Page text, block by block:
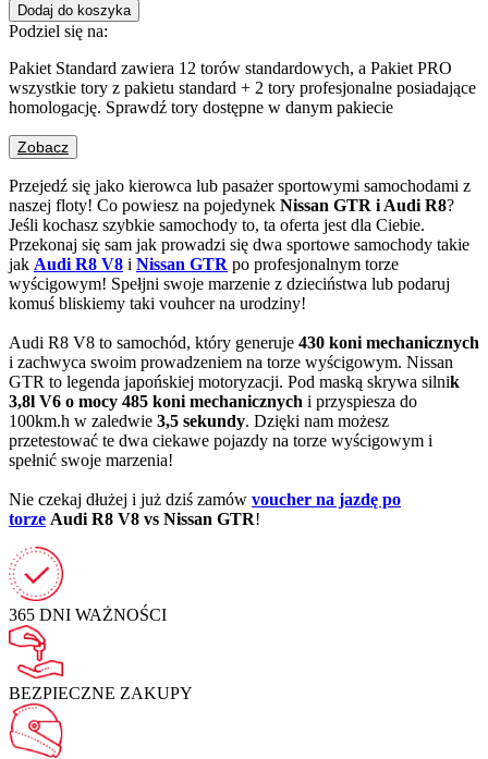
Dodaj do koszyka
Podziel się na:
Pakiet Standard zawiera 12 torów standardowych, a Pakiet PRO
wszystkie tory z pakietu standard + 2 tory profesjonalne posiadające
homologację. Sprawdź tory dostępne w danym pakiecie
Zobacz
Przejedź się jako kierowca lub pasażer sportowymi samochodami z
naszej floty! Co powiesz na pojedynek Nissan GTR i Audi R8?
Jeśli kochasz szybkie samochody to, ta oferta jest dla Ciebie.
Przekonaj się sam jak prowadzi się dwa sportowe samochody takie
jak Audi R8 V8 i Nissan GTR po profesjonalnym torze
wyścigowym! Spełjni swoje marzenie z dzieciństwa lub podaruj
komuś bliskiemy taki vouhcer na urodziny!
Audi R8 V8 to samochód, który generuje 430 koni mechanicznych
i zachwyca swoim prowadzeniem na torze wyścigowym. Nissan
GTR to legenda japońskiej motoryzacji. Pod maską skrywa silnik
3,8l V6 o mocy 485 koni mechanicznych i przyspiesza do
100km.h w zaledwie 3,5 sekundy. Dzięki nam możesz
przetestować te dwa ciekawe pojazdy na torze wyścigowym i
spełnić swoje marzenia!
Nie czekaj dłużej i już dziś zamów voucher na jazdę po
torze Audi R8 V8 vs Nissan GTR!
365 DNI WAŻNOŚCI
BEZPIECZNE ZAKUPY